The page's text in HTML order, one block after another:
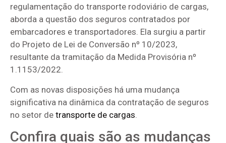
regulamentação do transporte rodoviário de cargas,
aborda a questão dos seguros contratados por
embarcadores e transportadores. Ela surgiu a partir
do Projeto de Lei de Conversão nº 10/2023,
resultante da tramitação da Medida Provisória nº
1.1153/2022.
Com as novas disposições há uma mudança
significativa na dinâmica da contratação de seguros
no setor de transporte de cargas
Confira quais são as mudanças